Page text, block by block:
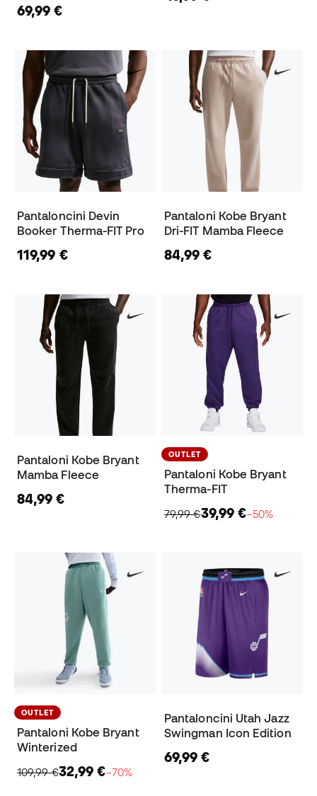
69,99 €
Pantaloncini Devin
Booker Therma-FIT Pro
119,99 €
Pantaloni Kobe Bryant
Dri-FIT Mamba Fleece
84,99 €
Pantaloni Kobe Bryant
Mamba Fleece
84,99 €
OUTLET
Pantaloni Kobe Bryant
Therma-FIT
79,99 €39,99 €−50%
OUTLET
Pantaloni Kobe Bryant
Winterized
109,99 €32,99 €−70%
Pantaloncini Utah Jazz
Swingman Icon Edition
69,99 €